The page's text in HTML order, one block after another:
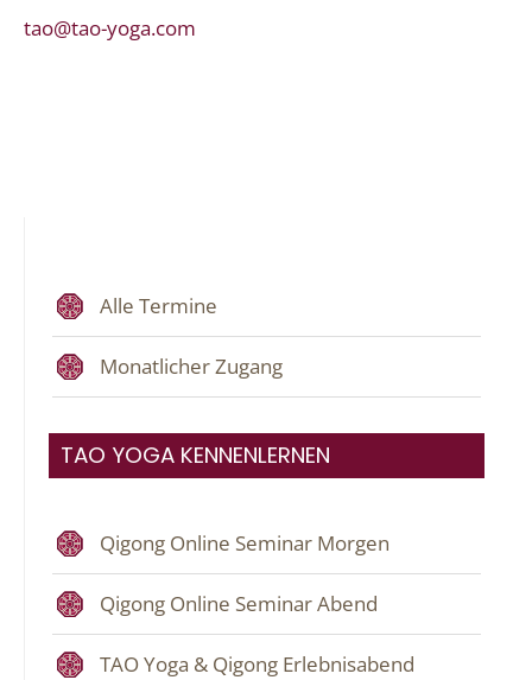
tao@tao-yoga.com
Alle Termine
Monatlicher Zugang
TAO YOGA KENNENLERNEN
Qigong Online Seminar Morgen
Qigong Online Seminar Abend
TAO Yoga & Qigong Erlebnisabend